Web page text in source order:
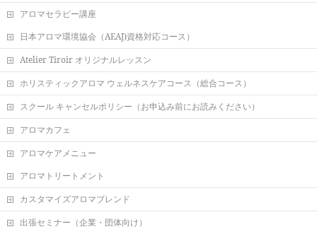
アロマセラピー講座
日本アロマ環境協会（AEAJ)資格対応コース）
Atelier Tiroir オリジナルレッスン
ホリスティックアロマ ウェルネスケアコース（総合コース）
スクール キャンセルポリシー（お申込み前にお読みください）
アロマカフェ
アロマケアメニュー
アロマトリートメント
カスタマイズアロマブレンド
出張セミナー（企業・団体向け）